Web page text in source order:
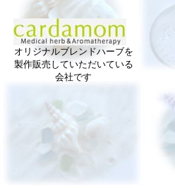
オリジナルブレンドハーブを
製作販売していただいている
会社です